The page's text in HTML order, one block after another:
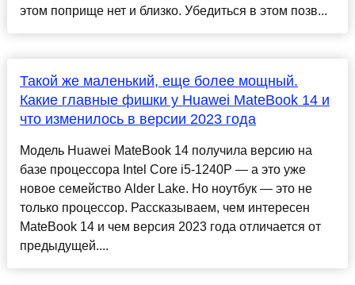
этом поприще нет и близко. Убедиться в этом позв...
Такой же маленький, еще более мощный.
Какие главные фишки у Huawei MateBook 14 и
что изменилось в версии 2023 года
Модель Huawei MateBook 14 получила версию на
базе процессора Intel Core i5-1240P — а это уже
новое семейство Alder Lake. Но ноутбук — это не
только процессор. Рассказываем, чем интересен
MateBook 14 и чем версия 2023 года отличается от
предыдущей....